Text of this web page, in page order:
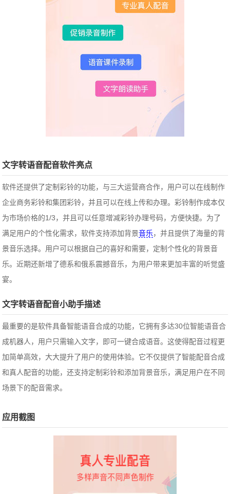
文字转语音配音软件亮点
软件还提供了定制彩铃的功能，与三大运营商合作，用户可以在线制作
企业商务彩铃和集团彩铃，并且可以在线上传和办理。彩铃制作成本仅
为市场价格的1/3，并且可以任意增减彩铃办理号码，方便快捷。为了
满足用户的个性化需求，软件支持添加背景音乐，并且提供了海量的背
景音乐选择。用户可以根据自己的喜好和需要，定制个性化的背景音
乐。近期还新增了德系和俄系震撼音乐，为用户带来更加丰富的听觉盛
宴。
文字转语音配音小助手描述
最重要的是软件具备智能语音合成的功能，它拥有多达30位智能语音合
成机器人，用户只需输入文字，即可一键合成语音。这使得配音过程更
加简单高效，大大提升了用户的使用体验。它不仅提供了智能配音合成
和真人配音的功能，还支持定制彩铃和添加背景音乐，满足用户在不同
场景下的配音需求。
应用截图